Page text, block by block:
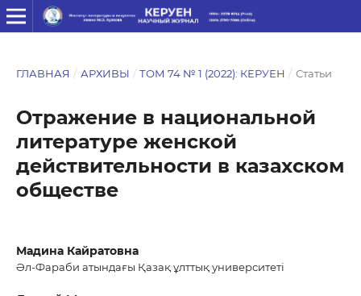
ГЛАВНАЯ / АРХИВЫ / ТОМ 74 № 1 (2022): КЕРУЕН / Статьи
Отражение в национальной
литературе женской
действительности в казахском
обществе
Мадина Кайратовна
Әл-Фараби атындағы Қазақ ұлттық университеті